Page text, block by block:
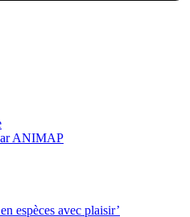
ANIMAP
espèces avec plaisir’